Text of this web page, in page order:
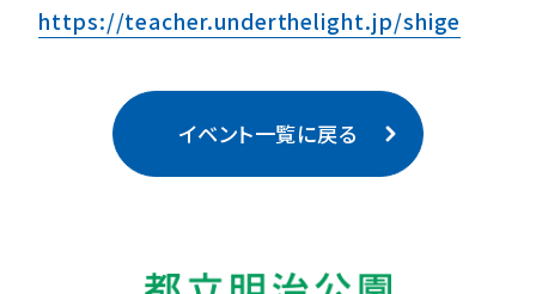
https://teacher.underthelight.jp/shige
イベント一覧に戻る